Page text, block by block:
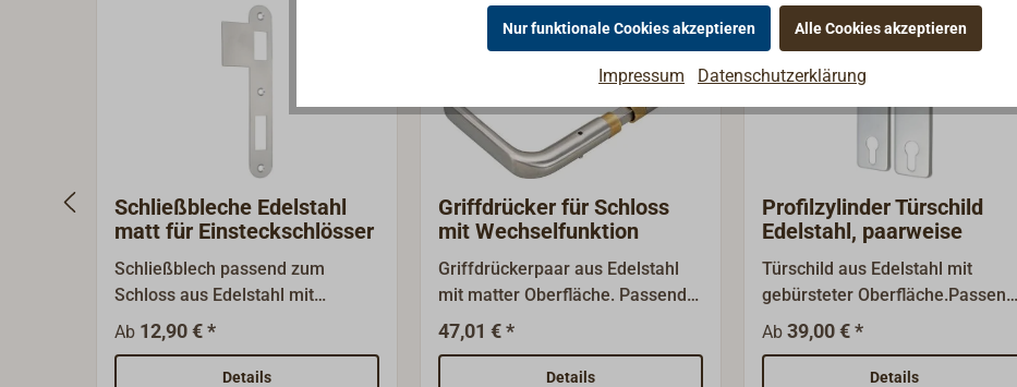
Schließbleche Edelstahl
matt für Einsteckschlösser
Schließblech passend zum
Schloss aus Edelstahl mit
Vierkant V = 9 mm Art-
Nr.4070-...Oberfläche Edelstahl
matt gebürstet.
Ab 12,90 € *
Details
Griffdrücker für Schloss
mit Wechselfunktion
Griffdrückerpaar aus Edelstahl
mit matter Oberfläche. Passend
zu unserem Einsteck-
Schiffsschloss mit
Wechselfunktion aus Edelstahl.
47,01 € *
Details
Profilzylinder Türschild
Edelstahl, paarweise
Türschild aus Edelstahl mit
gebürsteter Oberfläche.Passend
zu unseren Einsteck- und Kasten-
Schiffsschlössern aus Edelstahl
mit 9 mm Vierkant.Lieferung
Ab 39,00 € *
Details
Nur funktionale Cookies akzeptieren Alle Cookies akzeptieren
Impressum Datenschutzerklärung